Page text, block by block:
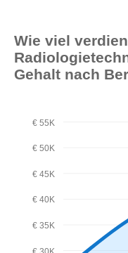
Wie viel
Gehalt nach
€ 35K
€ 40K
€ 45K
€ 50K
€ 55K